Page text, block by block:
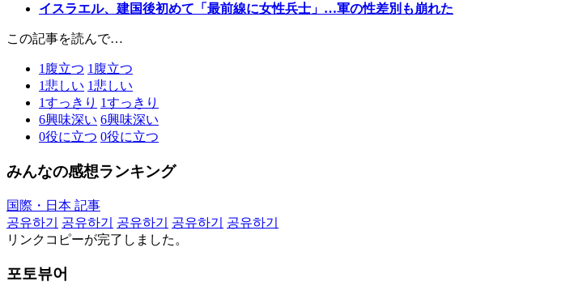
イスラエル、建国後初めて「最前線に女性兵士」…軍の性差別も崩れた
この記事を読んで…
1 腹立つ 1 腹立つ
1悲しい 1悲しい
1すっきり 1すっきり
6興味深い 6興味深い
0役に立つ 0役に立つ
みんなの感想ランキング
国際・日本 記事
공유하기
공유하기 공유하기 공유하기
공유하기
リンクコピーが完了しました。
포토뷰어